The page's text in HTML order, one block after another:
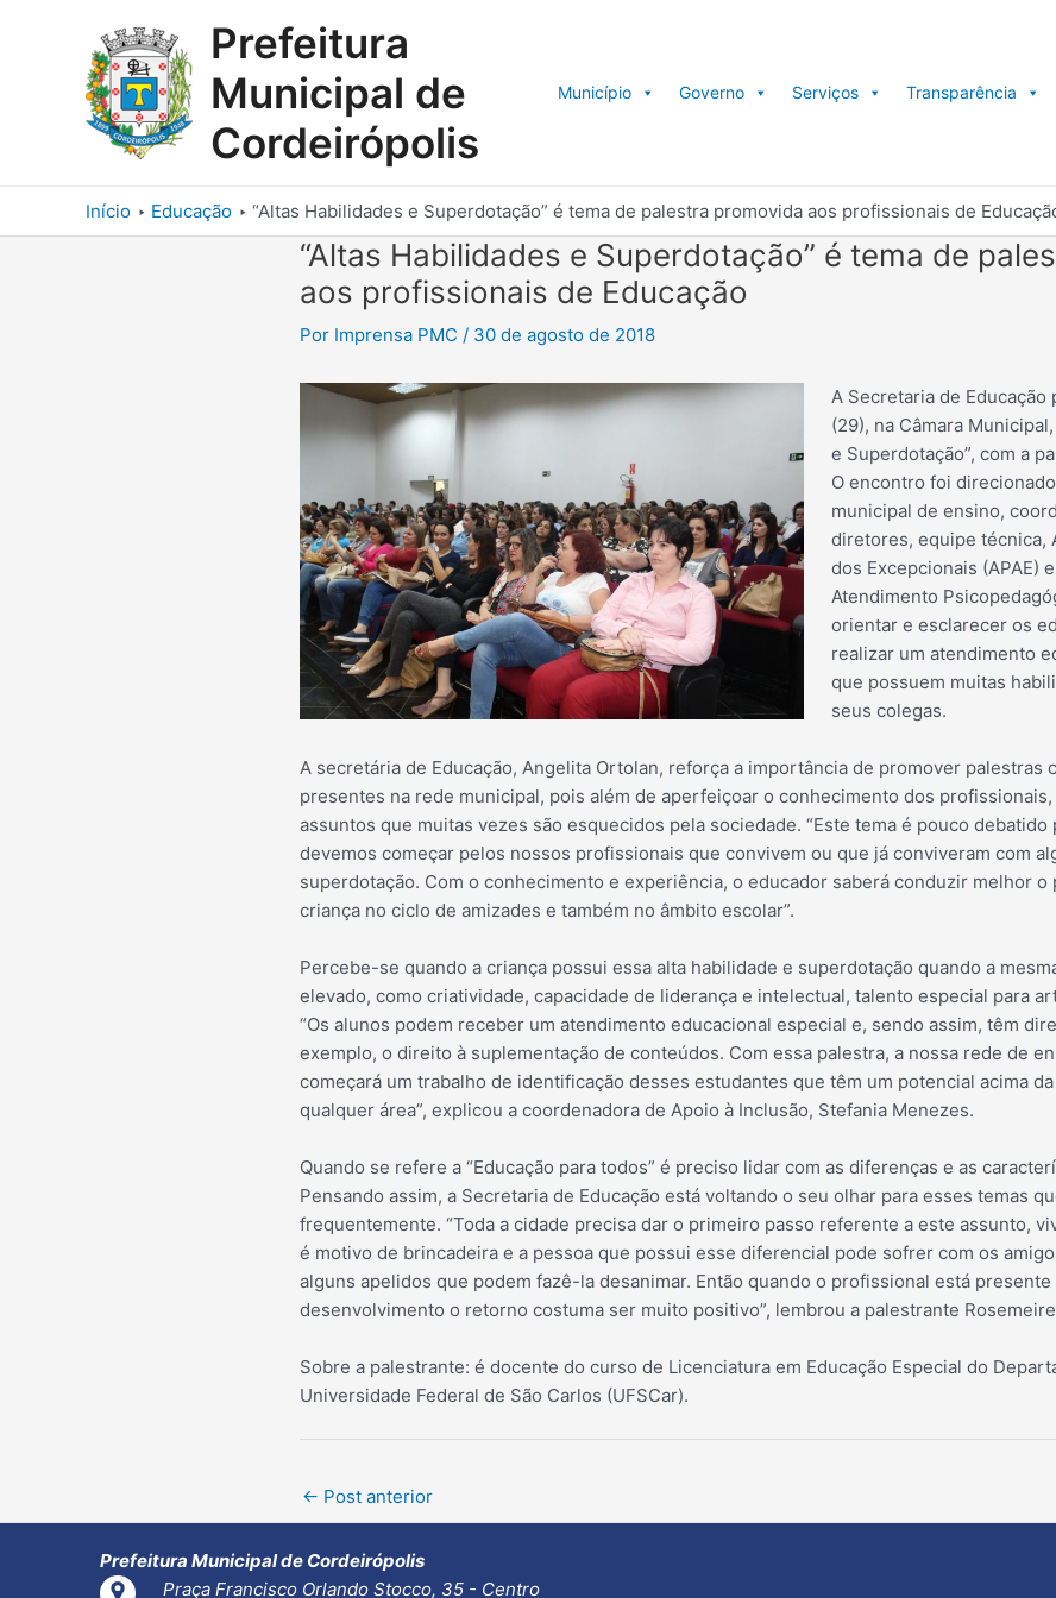
Prefeitura
Municipal de
Cordeirópolis
Município Governo Serviços Transparência
Início Educação “Altas Habilidades e Superdotação” é tema de palestra promovida aos profissionais de
“Altas Habilidades e Superdotação” é tema de
aos profissionais de Educação
Por Imprensa PMC / 30 de agosto de 2018
A Secretaria de
(29), na Câmara
e Superdotação”, com a
O encontro foi
municipal de ensino,
diretores, equipe técnica,
dos Excepcionais (APAE)
Atendimento Psic
orientar e esclarecer os
realizar um atendimento
que possuem muitas
seus colegas.
A secretária de Educação, Angelita Ortolan, reforça a importância de promover palestras
presentes na rede municipal, pois além de aperfeiçoar o conhecimento dos
assuntos que muitas vezes são esquecidos pela sociedade. “Este tema é pouco debatido
devemos começar pelos nossos profissionais que convivem ou que já conviveram com
superdotação. Com o conhecimento e experiência, o educador saberá conduzir melhor
criança no ciclo de amizades e também no âmbito escolar”.
Percebe-se quando a criança possui essa alta habilidade e superdotação quando a
elevado, como criatividade, capacidade de liderança e intelectual, talento especial para
“Os alunos podem receber um atendimento educacional especial e, sendo assim, têm
exemplo, o direito à suplementação de conteúdos. Com essa palestra, a nossa rede de
começará um trabalho de identificação desses estudantes que têm um potencial acima
qualquer área”, explicou a coordenadora de Apoio à Inclusão, Stefania Menezes.
Quando se refere a “Educação para todos” é preciso lidar com as diferenças e as
Pensando assim, a Secretaria de Educação está voltando o seu olhar para esses temas
frequentemente. “Toda a cidade precisa dar o primeiro passo referente a este assunto,
é motivo de brincadeira e a pessoa que possui esse diferencial pode sofrer com os
alguns apelidos que podem fazê-la desanimar. Então quando o profissional está
desenvolvimento o retorno costuma ser muito positivo”, lembrou a palestrante
Sobre a palestrante: é docente do curso de Licenciatura em Educação Especial do
Universidade Federal de São Carlos (UFSCar).
Post
← Post anterior
Prefeitura Municipal de Cordeirópolis
Praça Francisco Orlando Stocco, 35 - Centro